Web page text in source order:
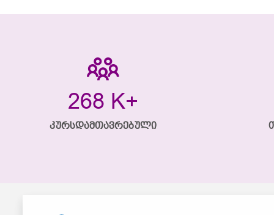
701 K+
კურსდამთავრებული